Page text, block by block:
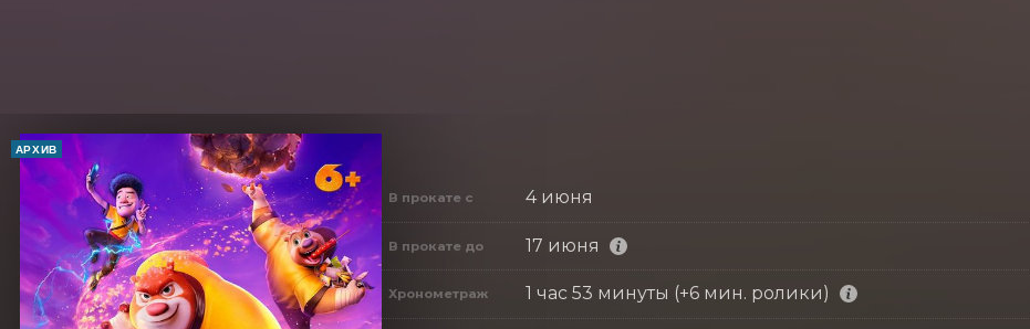
АРХИВ
В прокате с 4 июня
В прокате до 17 июня
Хронометраж 1 час 53 минуты (+6 мин. ролики)